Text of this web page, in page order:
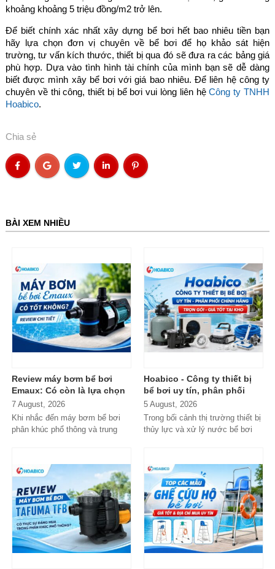
khoảng khoảng 5 triệu đồng/m2 trở lên.
Để biết chính xác nhất xây dựng bể bơi hết bao nhiêu tiền bạn
hãy lựa chọn đơn vị chuyên về bể bơi để họ khảo sát hiện
trường, tư vấn kích thước, thiết bị qua đó sẽ đưa ra các bảng giá
phù hợp. Dựa vào tình hình tài chính của mình bạn sẽ dễ dàng
biết được mình xây bể bơi với giá bao nhiêu. Để liên hệ công ty
chuyên về thi công, thiết bị bể bơi vui lòng liên hệCông ty TNHH
Hoabico.
Chia sẻ
BÀI XEM NHIỀU
Review máy bơm bể bơi
Emaux: Có còn là lựa chọn
đáng mua?
7 August, 2026
Khi nhắc đến máy bơm bể bơi
phân khúc phổ thông và trung
Hoabico - Công ty thiết bị
bể bơi uy tín, phân phối
chính hãng toàn quốc
5 August, 2026
Trong bối cảnh thị trường thiết bị
thủy lực và xử lý nước bể bơi